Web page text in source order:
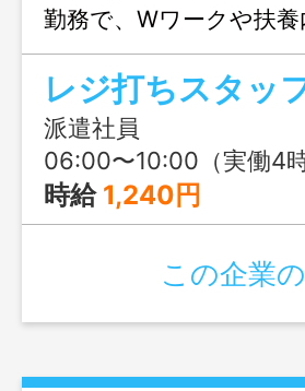
勤務で、Wワークや扶
みも大歓迎、まずはじ
ださい。
レジ打ちスタッ
派遣社員
06:00〜10:00（実働4時
時給 1,240円
この企業